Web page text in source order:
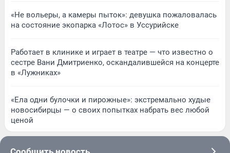
«Не вольеры, а камеры пыток»: девушка пожаловалась
на состояние экопарка «Лотос» в Уссурийске
Работает в клинике и играет в театре — что известно о
сестре Вани Дмитриенко, оскандалившейся на концерте
в «Лужниках»
«Ела одни булочки и пирожные»: экстремально худые
новосибирцы — о своих попытках набрать вес любой
ценой